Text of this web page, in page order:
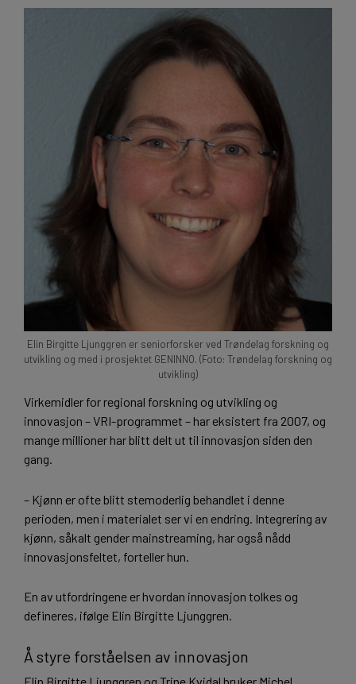
Elin Birgitte Ljunggren er seniorforsker ved Trøndelag forskning og
utvikling og med i prosjektet GENINNO. (Foto: Trøndelag forskning og
utvikling)
Virkemidler for regional forskning og utvikling og
innovasjon – VRI-programmet – har eksistert fra 2007, og
mange millioner har blitt delt ut til innovasjon siden den
gang.
– Kjønn er ofte blitt stemoderlig behandlet i denne
perioden, men i materialet ser vi en endring. Integrering av
kjønn, såkalt gender mainstreaming, har også nådd
innovasjonsfeltet, forteller hun.
En av utfordringene er hvordan innovasjon tolkes og
defineres, ifølge Elin Birgitte Ljunggren.
Å styre forståelsen av innovasjon